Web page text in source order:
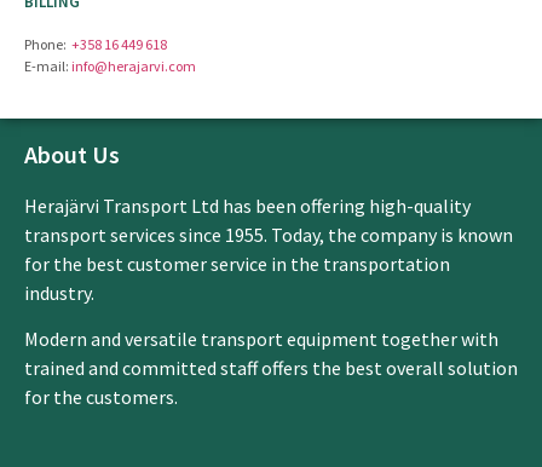
Phone: +358 16 449 618
E-mail: info@herajarvi.com
About Us
Herajärvi Transport Ltd has been offering high-quality
transport services since 1955. Today, the company is known
for the best customer service in the transportation
industry.
Modern and versatile transport equipment together with
trained and committed staff offers the best overall solution
for the customers.